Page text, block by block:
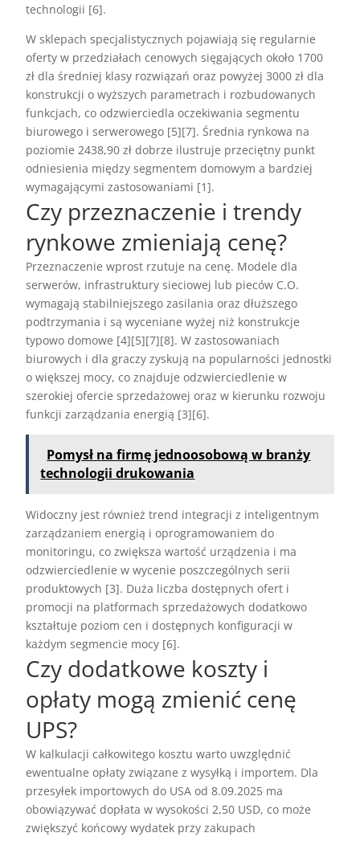
technologii [6].
W sklepach specjalistycznych pojawiają się regularnie
oferty w przedziałach cenowych sięgających około 1700
zł dla średniej klasy rozwiązań oraz powyżej 3000 zł dla
konstrukcji o wyższych parametrach i rozbudowanych
funkcjach, co odzwierciedla oczekiwania segmentu
biurowego i serwerowego [5][7]. Średnia rynkowa na
poziomie 2438,90 zł dobrze ilustruje przeciętny punkt
odniesienia między segmentem domowym a bardziej
wymagającymi zastosowaniami [1].
Czy przeznaczenie i trendy
rynkowe zmieniają cenę?
Przeznaczenie wprost rzutuje na cenę. Modele dla
serwerów, infrastruktury sieciowej lub pieców C.O.
wymagają stabilniejszego zasilania oraz dłuższego
podtrzymania i są wyceniane wyżej niż konstrukcje
typowo domowe [4][5][7][8]. W zastosowaniach
biurowych i dla graczy zyskują na popularności jednostki
o większej mocy, co znajduje odzwierciedlenie w
szerokiej ofercie sprzedażowej oraz w kierunku rozwoju
funkcji zarządzania energią [3][6].
Pomysł na firmę jednoosobową w branży
technologii drukowania
Widoczny jest również trend integracji z inteligentnym
zarządzaniem energią i oprogramowaniem do
monitoringu, co zwiększa wartość urządzenia i ma
odzwierciedlenie w wycenie poszczególnych serii
produktowych [3]. Duża liczba dostępnych ofert i
promocji na platformach sprzedażowych dodatkowo
kształtuje poziom cen i dostępnych konfiguracji w
każdym segmencie mocy [6].
Czy dodatkowe koszty i
opłaty mogą zmienić cenę
UPS?
W kalkulacji całkowitego kosztu warto uwzględnić
ewentualne opłaty związane z wysyłką i importem. Dla
przesyłek importowych do USA od 8.09.2025 ma
obowiązywać dopłata w wysokości 2,50 USD, co może
zwiększyć końcowy wydatek przy zakupach